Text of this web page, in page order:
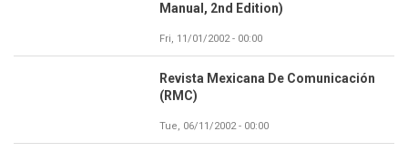
Manual, 2nd Edition)
Fri, 11/01/2002 - 00:00
Revista Mexicana De Comunicación
(RMC)
Tue, 06/11/2002 - 00:00